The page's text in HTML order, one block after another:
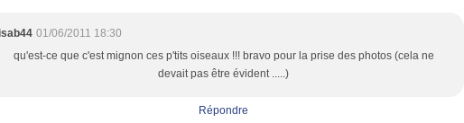
01/06/2011 18:30
qu'est-ce que c'est mignon ces p'tits oiseaux !!! bravo pour la prise des photos (cela ne
devait pas être évident .....)
Répondre